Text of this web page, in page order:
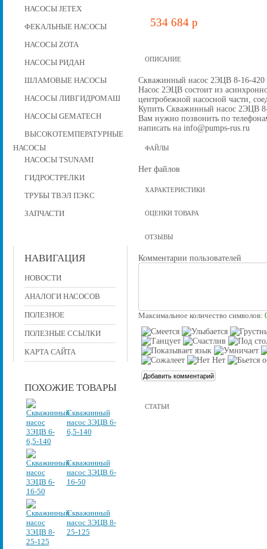
НАСОСЫ JETEX
ФЕКАЛЬНЫЕ НАСОСЫ
НАСОСЫ ZOTA
НАСОСЫ РИДАН
ШЛАМОВЫЕ НАСОСЫ
НАСОСЫ ЛИВГИДРОМАШ
НАСОСЫ GEMATECH
ВЫСОКОТЕМПЕРАТУРНЫЕ
НАСОСЫ
НАСОСЫ TSUNAMI
ГИДРОСТРЕЛКИ
ТРУБЫ ТВЭЛ ПЭКС
ЗАПЧАСТИ
НАВИГАЦИЯ
НОВОСТИ
АНАЛОГИ НАСОСОВ
ПОЛЕЗНОЕ
ПОЛЕЗНЫЕ ССЫЛКИ
КАРТА САЙТА
ПОХОЖИЕ ТОВАРЫ
Скважинный
насос 3ЭЦВ 6-
6,5-140
Скважинный
насос 3ЭЦВ 6-
16-50
Скважинный
насос 3ЭЦВ 8-
25-125
534 684 p
ОПИСАНИЕ
Скважинный насос 2ЭЦВ 8-16-420
Насос 2ЭЦВ состоит из
центробежной наcосной части,
Купить Скважинный насос 2ЭЦВ 8-
Вам нужно позвонить по
написать на info@pumps-rus.ru
ФАЙЛЫ
Нет файлов
ХАРАКТЕРИСТИКИ
ОЦЕНКИ ТОВАРА
ОТЗЫВЫ
Комментарии пользователей
Максимальное количество символов:
СТАТЬИ